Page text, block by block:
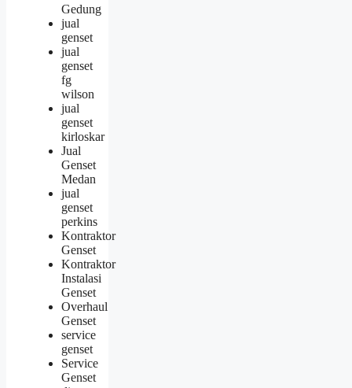
Gedung
jual
genset
jual
genset
fg
wilson
jual
genset
kirloskar
Jual
Genset
Medan
jual
genset
perkins
Kontraktor
Genset
Kontraktor
Instalasi
Genset
Overhaul
Genset
service
genset
Service
Genset